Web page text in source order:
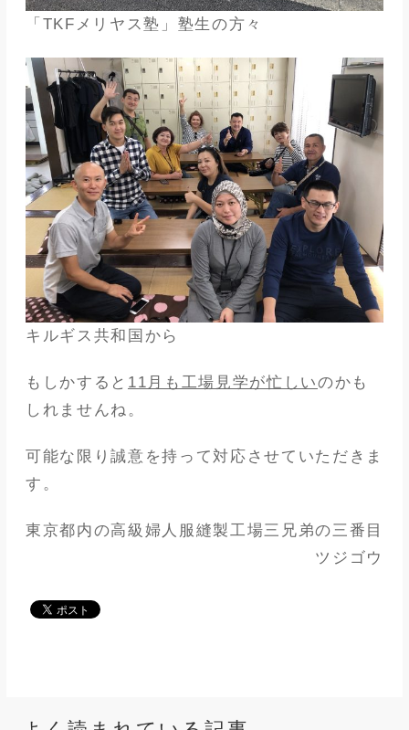
「TKFメリヤス塾」塾生の方々
キルギス共和国から
もしかすると 11月も工場見学が忙しいのかも
しれませんね。
可能な限り誠意を持って対応させていただきま
す。
東京都内の高級婦人服縫製工場三兄弟の三番目
ツジゴウ